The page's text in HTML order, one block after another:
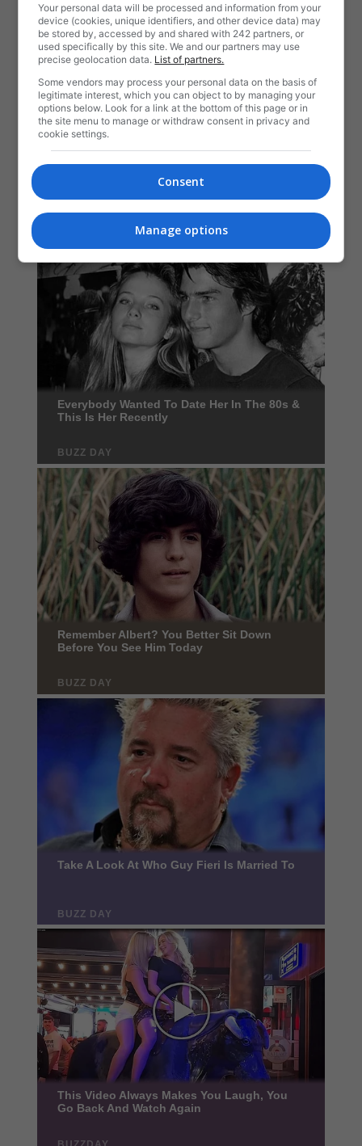
Your personal data will be processed and information from your
device (cookies, unique identifiers, and other device data) may
be stored by, accessed by and shared with 242 partners, or
used specifically by this site. We and our partners may use
precise geolocation data. List of partners.
Some vendors may process your personal data on the basis of
legitimate interest, which you can object to by managing your
options below. Look for a link at the bottom of this page or in
the site menu to manage or withdraw consent in privacy and
cookie settings.
Consent
Manage options